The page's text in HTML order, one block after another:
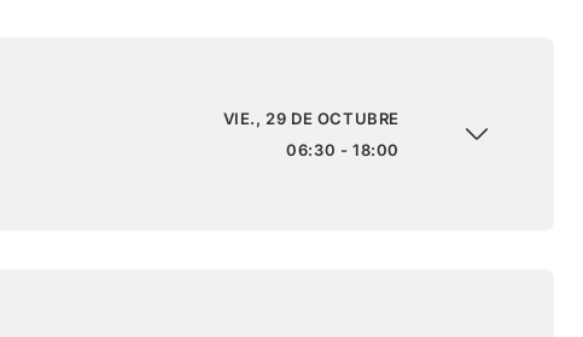
VIE., 29 DE OCTUBRE
06:30 - 18:00